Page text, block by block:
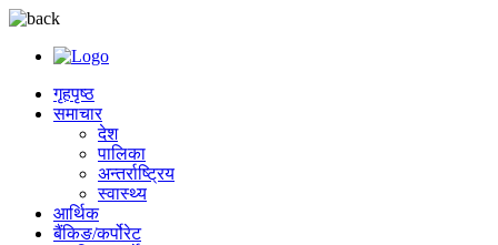
गृहपृष्ठ
समाचार
देश
पालिका
अन्तर्राष्ट्रिय
स्वास्थ्य
आर्थिक
बैंकिङ/कर्पोरेट